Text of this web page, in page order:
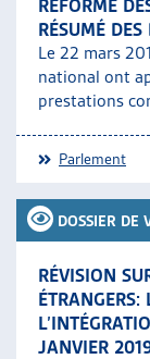
RÉFORME
RÉSUMÉ
Le 22 mars
national ont
prestations
Parlement
DOSSIER DE
RÉVISION
JANVIER